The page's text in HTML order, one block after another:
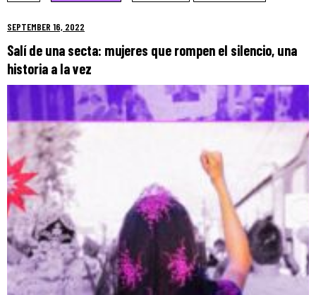
SEPTEMBER 16, 2022
Salí de una secta: mujeres que rompen el silencio, una
historia a la vez